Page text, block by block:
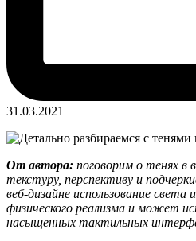
31.03.2021
От автора: поговорим о тенях в
текстуру, перспективу и
веб-дизайне использование
физического реализма и может
насыщенных тактильных